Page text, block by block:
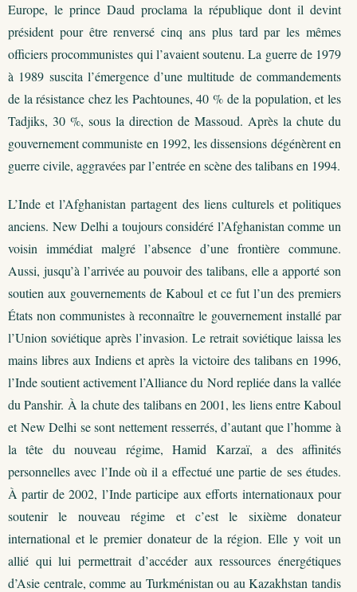
Europe, le prince Daud proclama la république dont il devint
président pour être renversé cinq ans plus tard par les mêmes
officiers procommunistes qui l’avaient soutenu. La guerre de 1979
à 1989 suscita l’émergence d’une multitude de commandements
de la résistance chez les Pachtounes, 40 % de la population, et les
Tadjiks, 30 %, sous la direction de Massoud. Après la chute du
gouvernement communiste en 1992, les dissensions dégénèrent en
guerre civile, aggravées par l’entrée en scène des talibans en 1994.
L’Inde et l’Afghanistan partagent des liens culturels et politiques
anciens. New Delhi a toujours considéré l’Afghanistan comme un
voisin immédiat malgré l’absence d’une frontière commune.
Aussi, jusqu’à l’arrivée au pouvoir des talibans, elle a apporté son
soutien aux gouvernements de Kaboul et ce fut l’un des premiers
États non communistes à reconnaître le gouvernement installé par
l’Union soviétique après l’invasion. Le retrait soviétique laissa les
mains libres aux Indiens et après la victoire des talibans en 1996,
l’Inde soutient activement l’Alliance du Nord repliée dans la vallée
du Panshir. À la chute des talibans en 2001, les liens entre Kaboul
et New Delhi se sont nettement resserrés, d’autant que l’homme à
la tête du nouveau régime, Hamid Karzaï, a des affinités
personnelles avec l’Inde où il a effectué une partie de ses études.
À partir de 2002, l’Inde participe aux efforts internationaux pour
soutenir le nouveau régime et c’est le sixième donateur
international et le premier donateur de la région. Elle y voit un
allié qui lui permettrait d’accéder aux ressources énergétiques
d’Asie centrale, comme au Turkménistan ou au Kazakhstan tandis